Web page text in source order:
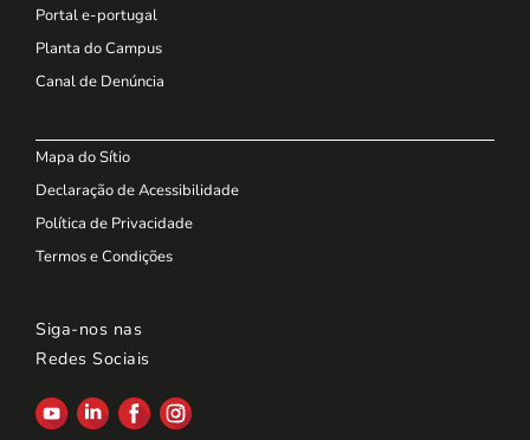
Portal e-portugal
Planta do Campus
Canal de Denúncia
Mapa do Sítio
Declaração de Acessibilidade
Política de Privacidade
Termos e Condições
Siga-nos nas
Redes Sociais